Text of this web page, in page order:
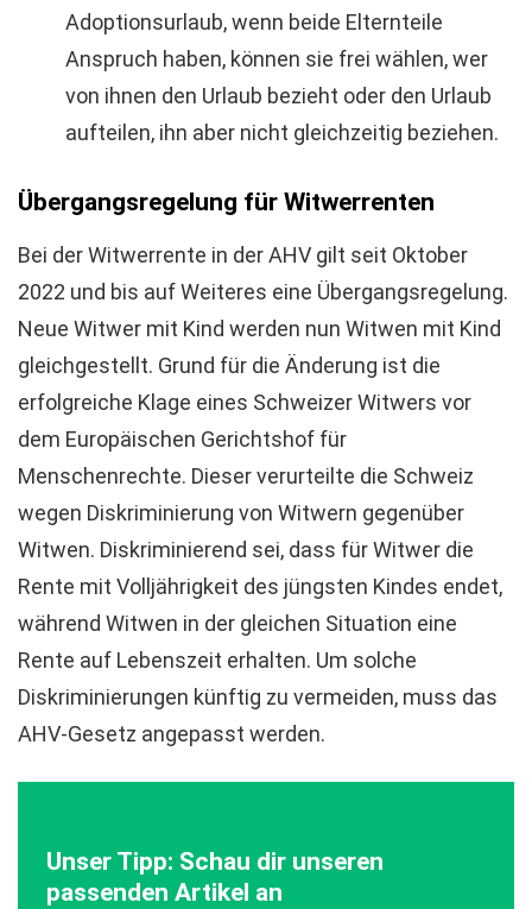
Adoptionsurlaub, wenn beide Elternteile
Anspruch haben, können sie frei wählen, wer
von ihnen den Urlaub bezieht oder den Urlaub
aufteilen, ihn aber nicht gleichzeitig beziehen.
Übergangsregelung für Witwerrenten
Bei der Witwerrente in der AHV gilt seit Oktober
2022 und bis auf Weiteres eine Übergangsregelung.
Neue Witwer mit Kind werden nun Witwen mit Kind
gleichgestellt. Grund für die Änderung ist die
erfolgreiche Klage eines Schweizer Witwers vor
dem Europäischen Gerichtshof für
Menschenrechte. Dieser verurteilte die Schweiz
wegen Diskriminierung von Witwern gegenüber
Witwen. Diskriminierend sei, dass für Witwer die
Rente mit Volljährigkeit des jüngsten Kindes endet,
während Witwen in der gleichen Situation eine
Rente auf Lebenszeit erhalten. Um solche
Diskriminierungen künftig zu vermeiden, muss das
AHV-Gesetz angepasst werden.
Unser Tipp: Schau dir unseren
passenden Artikel an